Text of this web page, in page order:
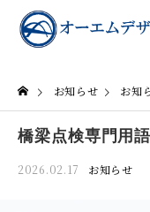
お知らせ お知
橋梁点検専門用
2026.02.17 お知らせ